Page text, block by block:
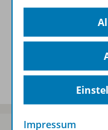
Ergänzende
Impressum